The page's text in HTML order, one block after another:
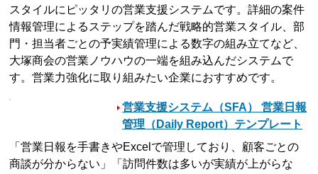
スタイルにピッタリの営業支援システムです。詳細の案件
情報管理によるステップを踏んだ戦略的営業スタイル、部
門・担当者ごとの予実績管理による数字の組み立てなど、
大塚商会の営業ノウハウの一端を組み込んだシステムで
す。営業力強化に取り組みたい企業におすすめです。
営業支援システム（SFA） 営業日報
管理（Daily Report）テンプレート
「営業日報を手書きやExcelで管理しており、顧客ごとの
商談が分からない」「訪問件数は多いが実績が上がらな